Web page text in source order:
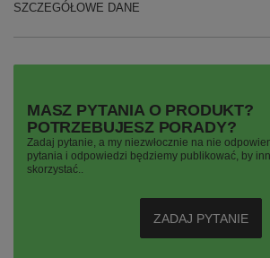
SZCZEGÓŁOWE DANE
MASZ PYTANIA O PRODUKT?
POTRZEBUJESZ PORADY?
Zadaj pytanie, a my niezwłocznie na nie
pytania i odpowiedzi będziemy publikować, by
skorzystać..
ZADAJ PYTANIE